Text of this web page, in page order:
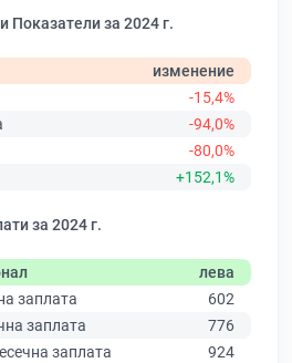
Показатели за 2024 г.
изменение
-15,4%
-94,0%
-80,0%
+152,1%
за 2024 г.
лева
заплата
602
заплата
776
заплата
924